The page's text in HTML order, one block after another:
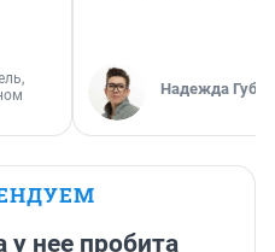
Надежда
у нее пробита